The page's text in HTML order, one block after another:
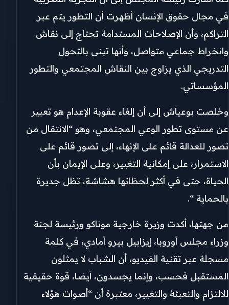
في مجال حقوق الإنسان أظهرت أن التطور يتم عبر
التراكم، وأن الإصلاحات المستدامة تحتاج إلى نقاش
وانخراط جماعي متواصل، وأنها تبنى بالتحول
التدريجي الذي يزاوج بين النقاش المجتمعي والتطور
المؤسساتي.
وخلصت بوعياش إلى أن إلغاء عقوبة الإعدام هو تعبير
عن مستوى تطور الوعي المجتمعي، وهو “الانتقال من
تصور للعدالة قائم على الإنهاء، إلى تصور قائم على
الاستمرار، على إمكانية التغيير، وعلى الإيمان بأن
الحياة، حتى في أكثر لحظاتها هشاشة، تظل جديرة
بالحماية “.
من جهتها، أكدت وزيرة خارجية موناكو ورئيسة لجنة
وزراء مجلس أوروبا، إيزابيل بيرو أمادي، في كلمة
مسجلة عبر تقنية الفيديو، أن الشباب لا يمثلون
المستقبل فحسب، وإنما يجسدون، أيضا، قوة حقيقية
للالتزام والتعبئة والتغيير، معتبرة أن “أصوات هؤلاء